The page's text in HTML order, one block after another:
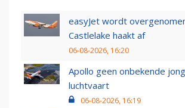
easyJet wordt
Castlelake haakt af
06-08-2026, 16:20
Apollo geen onbekende
luchtvaart
06-08-2026, 16:19